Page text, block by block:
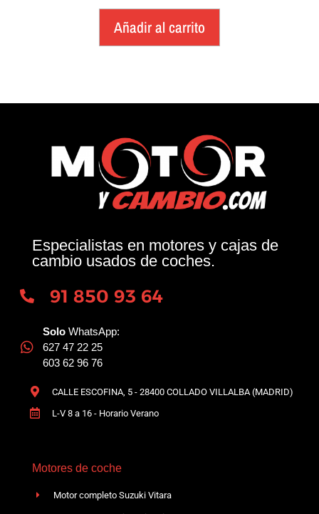
Añadir al carrito
Especialistas en motores y cajas de
cambio usados de coches.
91 850 93 64
Solo WhatsApp:
627 47 22 25
603 62 96 76
CALLE ESCOFINA, 5 - 28400 COLLADO VILLALBA (MADRID)
L-V 8 a 16 - Horario Verano
Motores de coche
Motor completo Suzuki Vitara